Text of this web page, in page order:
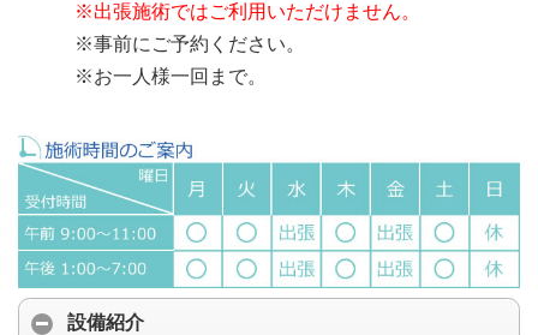
※出張施術ではご利用いただけません。
※事前にご予約ください。
※お一人様一回まで。
設備紹介